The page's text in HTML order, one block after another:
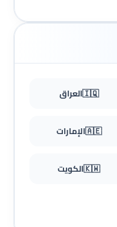
🇮🇶العراق
🇦🇪الإمارات
🇰🇼الكويت